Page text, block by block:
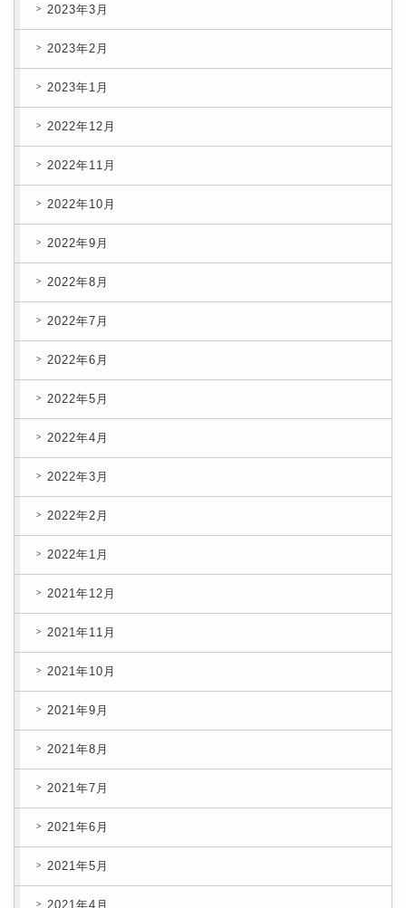
2023年3月
2023年2月
2023年1月
2022年12月
2022年11月
2022年10月
2022年9月
2022年8月
2022年7月
2022年6月
2022年5月
2022年4月
2022年3月
2022年2月
2022年1月
2021年12月
2021年11月
2021年10月
2021年9月
2021年8月
2021年7月
2021年6月
2021年5月
2021年4月